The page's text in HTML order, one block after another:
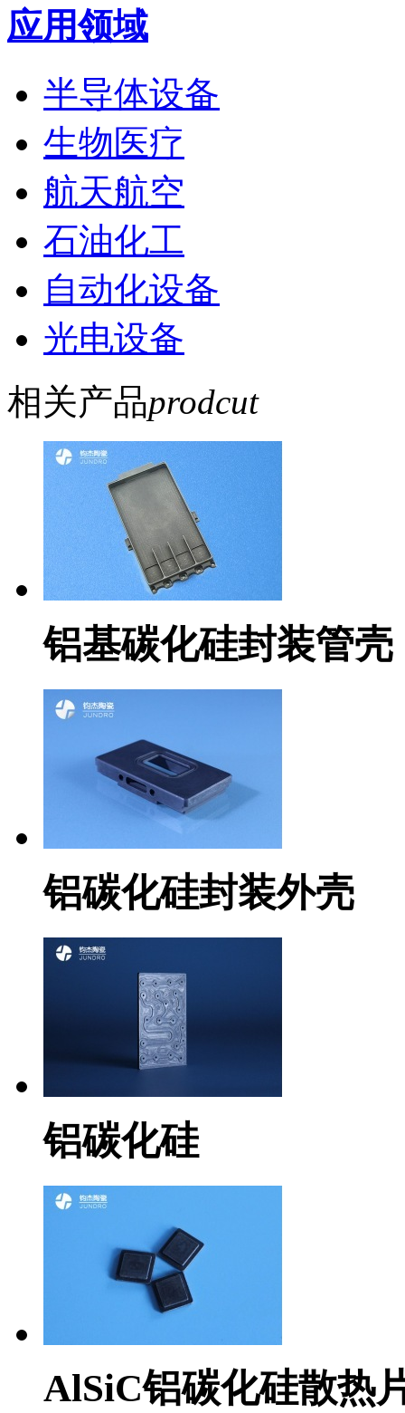
应用领域
半导体设备
生物医疗
航天航空
石油化工
自动化设备
光电设备
相关产品prodcut
铝基碳化硅封装管壳
铝碳化硅封装外壳
铝碳化硅
AlSiC铝碳化硅散热